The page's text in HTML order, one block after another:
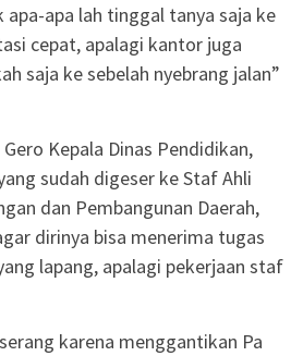
apa lah tinggal tanya saja ke
cepat, apalagi kantor juga
saja ke sebelah nyebrang jalan”
Kepala Dinas Pendidikan,
sudah digeser ke Staf Ahli
dan Pembangunan Daerah,
dirinya bisa menerima tugas
lapang, apalagi pekerjaan staf
karena menggantikan Pa